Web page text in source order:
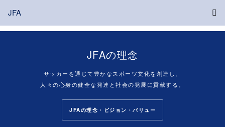
JFA
JFAの理念
サッカーを通じて豊かなスポーツ文化を創造し、
人々の心身の健全な発達と社会の発展に貢献する。
JFAの理念・ビジョン・バリュー